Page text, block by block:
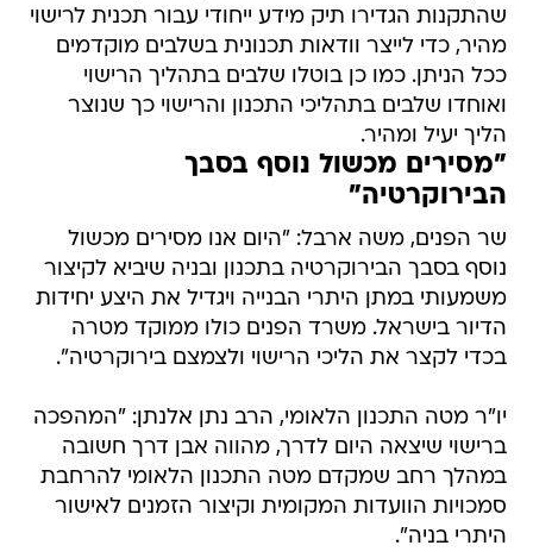
ככל הניתן. כמו כן בוטלו שלבים בתהליך הרישוי
ואוחדו שלבים בתהליכי התכנון והרישוי כך שנוצר
הליך יעיל ומהיר.
"מסירים מכשול נוסף בסבך
הבירוקרטיה"
שר הפנים, משה ארבל: "היום אנו מסירים מכשול
נוסף בסבך הבירוקרטיה בתכנון ובניה שיביא לקיצור
משמעותי במתן היתרי הבנייה ויגדיל את היצע יחידות
הדיור בישראל. משרד הפנים כולו ממוקד מטרה
בכדי לקצר את הליכי הרישוי ולצמצם בירוקרטיה".
יו"ר מטה התכנון הלאומי, הרב נתן אלנתן: "המהפכה
במהלך רחב שמקדם מטה התכנון הלאומי להרחבת
סמכויות הוועדות המקומית וקיצור הזמנים לאישור
היתרי בניה".
בתהליך העבודה של הכנת התקנות לקחו חלק נציגי